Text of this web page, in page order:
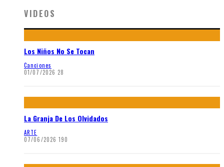
VIDEOS
Los Niños No Se Tocan
Canciones
01/07/2026 28
La Granja De Los Olvidados
ARTE
07/06/2026 190